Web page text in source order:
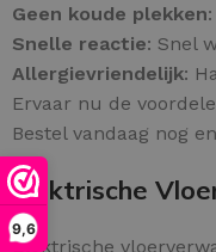
9,6
Geen koude plekken
Snelle reactie: Snel
Allergievriendelijk:
Ervaar nu de
Bestel vandaag nog
Elektrische
Elektrische